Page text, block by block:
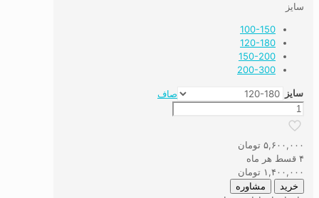
سایز
100-150
120-180
150-200
200-300
سایز
صاف
قالیچه
با
طرح
سنتی
لیلی
و
مجنون
۵,۶۰۰,۰۰۰ تومان
۴ قسط هر ماه
۱,۴۰۰,۰۰۰ تومان
خرید مشاوره